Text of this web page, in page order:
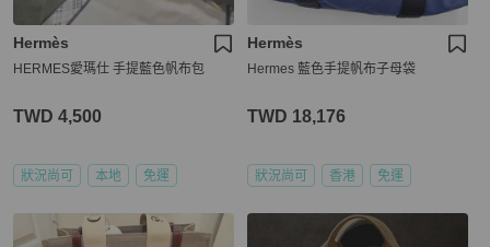
Hermès
HERMES愛瑪仕 手提藍色帆布包
TWD 4,500
狀況尚可 本地 免運
Hermès
Hermes 藍色手提帆布子母袋
TWD 18,176
狀況尚可 香港 免運